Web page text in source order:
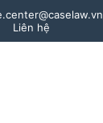
Liên hệ